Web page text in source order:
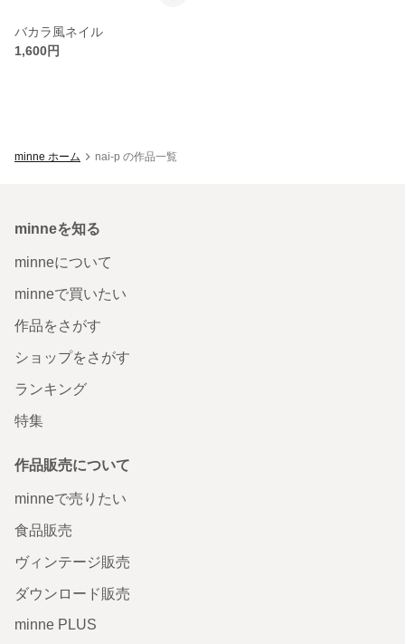
バカラ風ネイル
1,600円
minne ホーム nai-p の作品一覧
minneを知る
minneについて
minneで買いたい
作品をさがす
ショップをさがす
ランキング
特集
作品販売について
minneで売りたい
食品販売
ヴィンテージ販売
ダウンロード販売
minne PLUS